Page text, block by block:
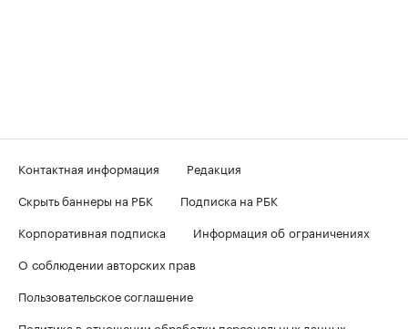
Контактная информация
Редакция
Скрыть баннеры на РБК
Подписка на РБК
Корпоративная подписка
Информация об ограничениях
О соблюдении авторских прав
Пользовательское соглашение